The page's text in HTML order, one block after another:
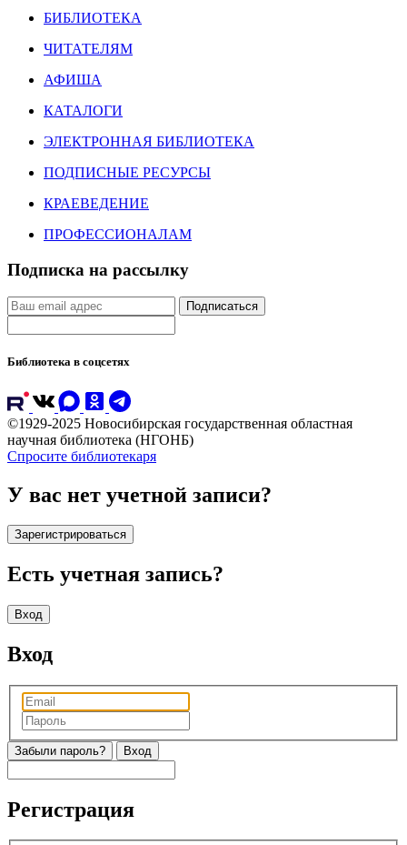
БИБЛИОТЕКА
ЧИТАТЕЛЯМ
АФИША
КАТАЛОГИ
ЭЛЕКТРОННАЯ БИБЛИОТЕКА
ПОДПИСНЫЕ РЕСУРСЫ
КРАЕВЕДЕНИЕ
ПРОФЕССИОНАЛАМ
Подписка на рассылку
Подписаться
Библиотека в соцсетях
©1929-2025 Новосибирская государственная областная
научная библиотека (НГОНБ)
Спросите библиотекаря
У вас нет учетной записи?
Зарегистрироваться
Есть учетная запись?
Вход
Вход
Забыли пароль?
Регистрация